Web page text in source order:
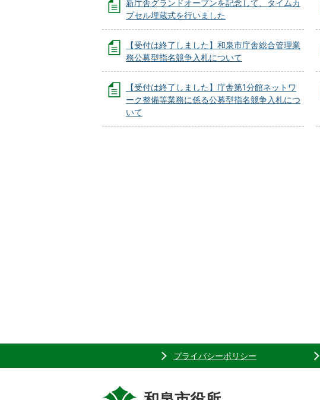
新庁舎グランドオープンを記念して、タイムカ
プセル埋蔵式を行いました
【受付は終了しました】和泉市庁舎総合管理業
務公募型指名競争入札について
【受付は終了しました】庁舎第1分館ネットワ
ーク整備等業務に係る公募型指名競争入札につ
いて
プライバシーポリシー